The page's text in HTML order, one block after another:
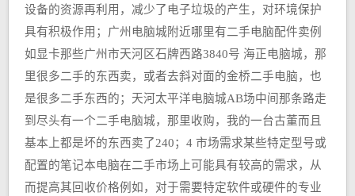
设备的资源再利用，减少了电子垃圾的产生，对环境保护
具有积极作用；广州电脑城附近哪里有二手电脑配件卖例
如显卡那些广州市天河区石牌西路3840号 海正电脑城，那
里很多二手的东西卖，或者去斜对面的金桥二手电脑，也
是很多二手东西的；天河太平洋电脑城AB场中间那条路走
到尽头有一个二手电脑城，那里收购，我的一台古董而且
基本上都是坏的东西卖了240；4 市场需求某些特定型号或
配置的笔记本电脑在二手市场上可能具有较高的需求，从
而提高其回收价格例如，对于需要特定软件或硬件的专业